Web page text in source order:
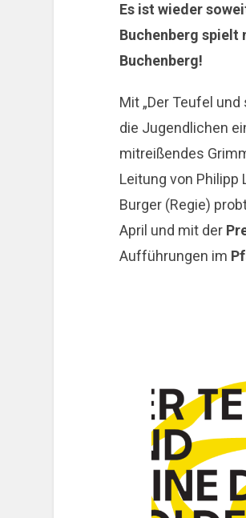
Es ist wieder
Buchenberg spielt
Buchenberg!
Mit „Der Teufel
die Jugendlichen
mitreißendes
Leitung von Philipp
Burger (Regie)
April und mit der
Aufführungen im